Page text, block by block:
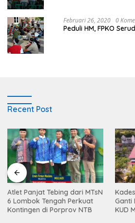
Februari 26, 2020 0
Peduli HM, FPKO
Recent Post
Atlet Panjat Tebing dari MTsN
6 Lombok Tengah Perkuat
Kontingen di Porprov NTB
Ganti
KUD